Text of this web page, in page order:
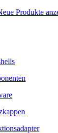
Produkte